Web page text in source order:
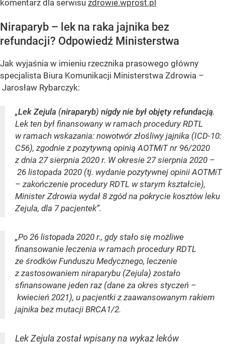
komentarz dla serwisu zdrowie.wprost.pl
Niraparyb – lek na raka jajnika bez
refundacji? Odpowiedź Ministerstwa
Jak wyjaśnia w imieniu rzecznika prasowego główny
specjalista Biura Komunikacji Ministerstwa Zdrowia –
Jarosław Rybarczyk:
„Lek Zejula (niraparyb) nigdy nie był objęty refundacją.
Lek ten był finansowany w ramach procedury RDTL
w ramach wskazania: nowotwór złośliwy jajnika (ICD-10:
C56), zgodnie z pozytywną opinią AOTMiT nr 96/2020
z dnia 27 sierpnia 2020 r. W okresie 27 sierpnia 2020 –
26 listopada 2020 (tj. wydanie pozytywnej opinii AOTMiT
– zakończenie procedury RDTL w starym kształcie),
Minister Zdrowia wydał 8 zgód na pokrycie kosztów leku
Zejula, dla 7 pacjentek”.
„Po 26 listopada 2020 r., gdy stało się możliwe
finansowanie leczenia w ramach procedury RDTL
ze środków Funduszu Medycznego, leczenie
z zastosowaniem niraparybu (Zejula) zostało
sfinansowane jeden raz (dane za okres styczeń –
kwiecień 2021), u pacjentki z zaawansowanym rakiem
jajnika bez mutacji BRCA1/2.
Lek Zejula został wpisany na wykaz leków